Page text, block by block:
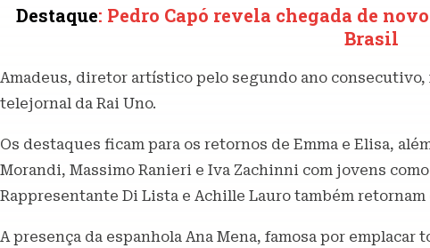
Destaque: Pedro Capó revela chegada de
Brasil
Amadeus, diretor artístico pelo segundo ano
telejornal da Rai Uno.
Os destaques ficam para os retornos de Emma e Elisa,
Morandi, Massimo Ranieri e Iva Zachinni com jovens
Rappresentante Di Lista e Achille Lauro também
A presença da espanhola Ana Mena, famosa por